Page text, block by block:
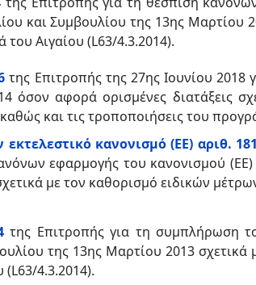
και Συμβουλίου της 13ης Μαρτίου
του Αιγαίου (L63/4.3.2014).
της Επιτροπής της 27ης Ιουνίου
όσον αφορά ορισμένες διατάξεις
καθώς και τις τροποποιήσεις του
κανονισμό (ΕΕ) αριθ.
εφαρμογής του κανονισμού
με τον καθορισμό ειδικών
της Επιτροπήςγια τη συμπλήρωση
της 13ης Μαρτίου 2013
(L63/4.3.2014).